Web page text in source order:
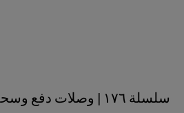
سلسلة ١٧٦ | وصلات دفع وسحب أنثوية CPVN للزراعة، تركيب على الألواح (فولاذ)